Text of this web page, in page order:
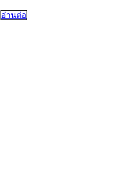
อ่านต่อ